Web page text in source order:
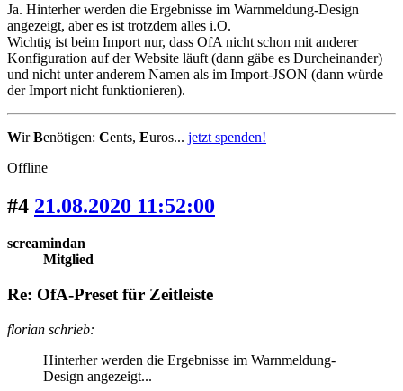
Ja. Hinterher werden die Ergebnisse im Warnmeldung-Design
angezeigt, aber es ist trotzdem alles i.O.
Wichtig ist beim Import nur, dass OfA nicht schon mit anderer
Konfiguration auf der Website läuft (dann gäbe es Durcheinander)
und nicht unter anderem Namen als im Import-JSON (dann würde
der Import nicht funktionieren).
WirBenötigen: Cents, Euros... jetzt spenden!
Offline
#4 21.08.2020 11:52:00
screamindan
Mitglied
Re: OfA-Preset für Zeitleiste
florian schrieb:
Hinterher werden die Ergebnisse im Warnmeldung-
Design angezeigt...